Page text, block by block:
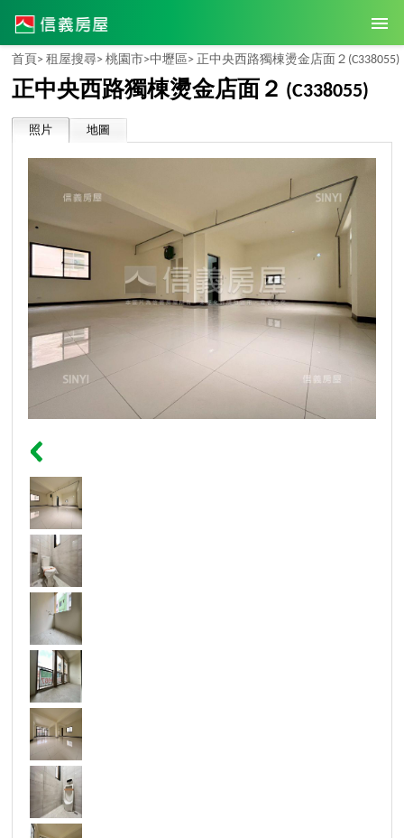
首頁> 租屋搜尋> 桃園市>中壢區> 正中央西路獨棟燙金店面２ (C338055)
正中央西路獨棟燙金店面２ (C338055)
照片 地圖